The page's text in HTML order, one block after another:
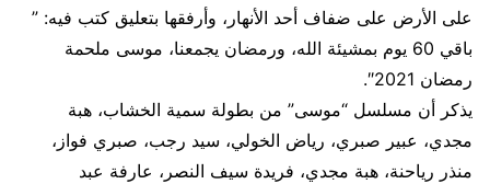
على الأرض على ضفاف أحد الأنهار، وأرفقها بتعليق كتب فيه: ”
باقي 60 يوم بمشيئة الله، ورمضان يجمعنا، موسى ملحمة
رمضان 2021″.
يذكر أن مسلسل “موسى” من بطولة سمية الخشاب، هبة
مجدي، عبير صبري، رياض الخولي، سيد رجب، صبري فواز،
منذر رياحنة، هبة مجدي، فريدة سيف النصر، عارفة عبد